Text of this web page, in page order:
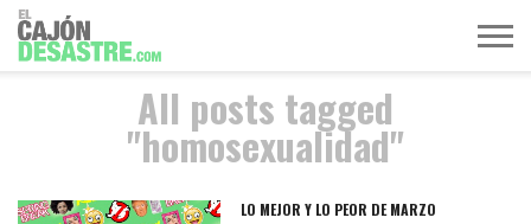
TELEVISIÓN
ACTUALIDAD
EUROVISIÓNAll posts tagged
"homosexualidad"
LO MEJOR Y LO PEOR DE MARZO